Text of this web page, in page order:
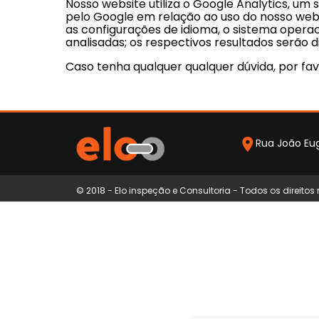
Nosso website utiliza o Google Analytics,
pelo Google em relação ao uso do nosso
as configurações de idioma, o sistema
analisadas; os respectivos resultados serão
Caso tenha qualquer qualquer dúvida, por
Rua João
© 2018 - Elo inspeção e Consultoria - Todos os direitos